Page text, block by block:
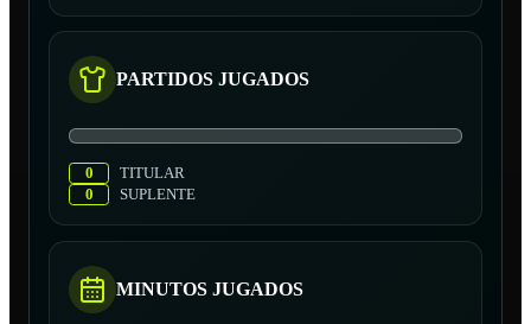
PARTIDOS JUGADOS
0
TITULAR
0
SUPLENTE
MINUTOS JUGADOS